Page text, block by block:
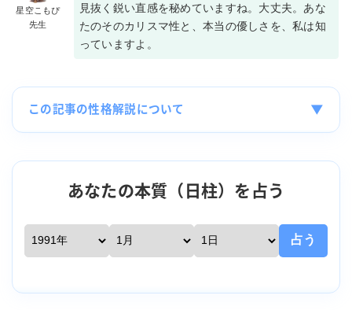
星空こもぴ
先生
見抜く鋭い直感を秘めていますね。大丈夫。あな
たのそのカリスマ性と、本当の優しさを、私は知
っていますよ。
この記事の性格解説について ▼
あなたの本質（日柱）を占う
占う